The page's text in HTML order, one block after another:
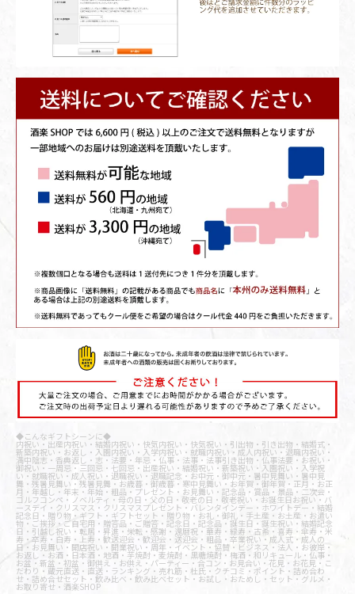
◆こんなギフトシーンに◆
内祝い・出産内祝い・結婚内祝い・快気内祝い・快気祝い・引出物・引き出物・結婚式・
新築内祝い・お返し・入園内祝い・入学内祝い・就職内祝い・成人内祝い・退職内祝い・
満中陰志・香典返し・志・法要・年忌・仏事・法事・法事引き出物・仏事法要・お祝い・
御祝い・一周忌・三回忌・七回忌・出産祝い・結婚祝い・新築祝い・入園祝い・入学祝
い・就職祝い・成人祝い・退職祝い・退職記念・お中元・御中元・暑中見舞い・暑中見
舞・残暑見舞い・残暑見舞・お歳暮・御歳暮・寒中見舞い・お年賀・御年賀・正月・お正
月・年越し・年末・年始・粗品・プレゼント・お見舞い・記念品・賞品・景品・二次会・
ゴルフコンペ・ノベルティ・母の日・父の日・敬老の日・敬老祝い・お誕生日お祝い・バ
ースデイ・クリスマス・クリスマスプレゼント・バレンタインデー・ホワイトデー・結婚
記念日・贈り物・ギフト・ギフトセット・贈り物・お礼・御礼・手土産・お土産・お遣い
物・ご挨拶・ご自宅用・贈答品・ご贈答・記念日・記念品・誕生日・誕生祝い・結婚記念
日・引越し祝い・転居・昇進・栄転・感謝・還暦祝・華寿・緑寿・古希・喜寿・傘寿・米
寿・卒寿・白寿・上寿・歓送迎会・歓迎会・送迎会・粗品・卒業祝い・成人式・成人の
日・お見舞い・開店祝い・開業祝い・周年・イベント・協賛・ビジネス・法人・お彼岸・
お返し・お酒・日本酒・地酒・芋焼酎・麦焼酎・黒糖焼酎・梅酒・和リキュール・仏事・
お盆・新盆・初盆・御供え・お供え・パーティー・合コン・お見合い・花見・お花見・こ
だわり・蔵元直送・直送・ランキング・売れ筋・杜氏・クチコミ・ポイント・詰め合わ
せ・詰め合せセット・飲み比べ・飲み比べセット・お試し・おためし・セット・グルメ・
お取り寄せ・酒楽SHOP